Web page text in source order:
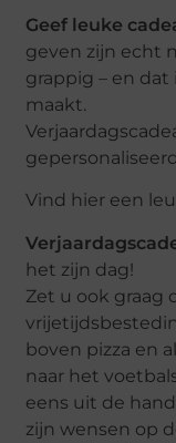
Geef leuke
geven zijn echt
grappig – en dat
maakt.
Vind hier een
het zijn dag!
Zet u ook graag
boven pizza en
naar het
eens uit de
zijn wensen op